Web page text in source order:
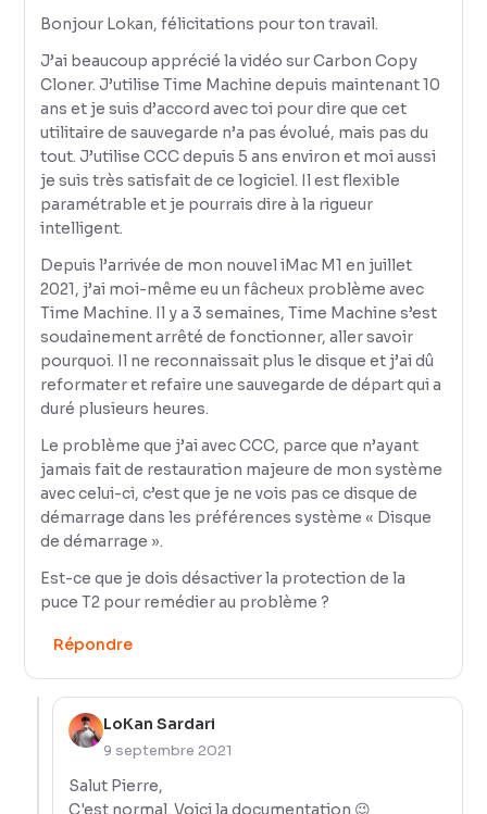
Bonjour Lokan, félicitations pour ton travail.
J’ai beaucoup apprécié la vidéo sur Carbon Copy
Cloner. J’utilise Time Machine depuis maintenant 10
ans et je suis d’accord avec toi pour dire que cet
utilitaire de sauvegarde n’a pas évolué, mais pas du
tout. J’utilise CCC depuis 5 ans environ et moi aussi
je suis très satisfait de ce logiciel. Il est flexible
paramétrable et je pourrais dire à la rigueur
intelligent.
Depuis l’arrivée de mon nouvel iMac M1 en juillet
2021, j’ai moi-même eu un fâcheux problème avec
Time Machine. Il y a 3 semaines, Time Machine s’est
soudainement arrêté de fonctionner, aller savoir
pourquoi. Il ne reconnaissait plus le disque et j’ai dû
reformater et refaire une sauvegarde de départ qui a
duré plusieurs heures.
Le problème que j’ai avec CCC, parce que n’ayant
jamais fait de restauration majeure de mon système
avec celui-ci, c’est que je ne vois pas ce disque de
démarrage dans les préférences système « Disque
de démarrage ».
Est-ce que je dois désactiver la protection de la
puce T2 pour remédier au problème ?
Répondre
LoKan Sardari
9 septembre 2021
Salut Pierre,
C'est normal. Voici la documentation 😉